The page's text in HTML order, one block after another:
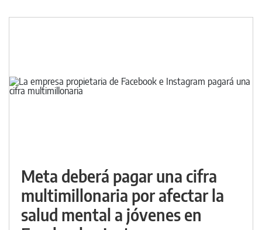
Meta deberá pagar una cifra
multimillonaria por afectar la
salud mental a jóvenes en